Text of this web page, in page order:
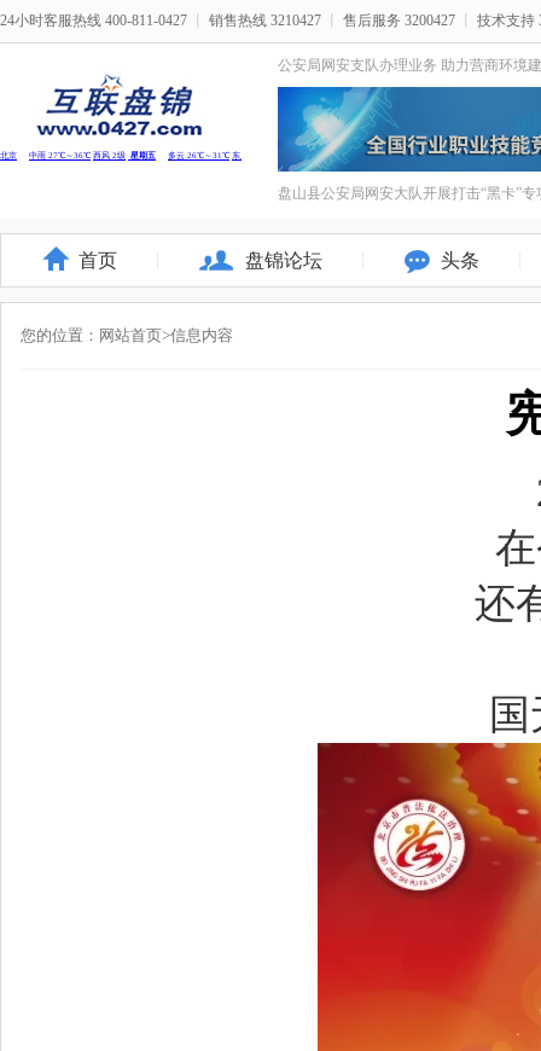
24小时客服热线 400-811-0427 销售热线 3210427 售后服务 3200427 技术支持
公安局网安支队办理业务 助力营商环境
盘山县公安局网安大队开展打击“黑卡”专
首页 盘锦论坛 头条
您的位置： 网站首页>信息内容
还